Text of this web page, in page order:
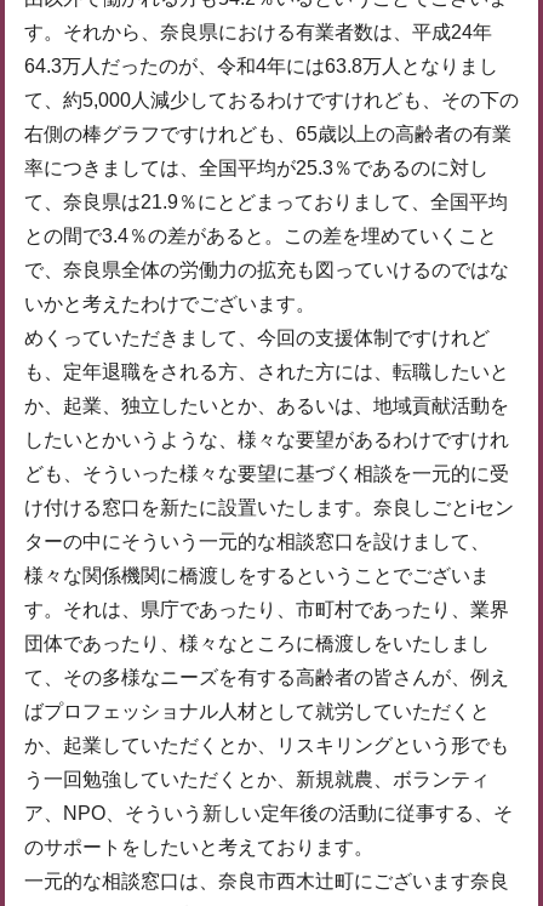
す。それから、奈良県における有業者数は、平成24年
64.3万人だったのが、令和4年には63.8万人となりまし
て、約5,000人減少しておるわけですけれども、その下の
右側の棒グラフですけれども、65歳以上の高齢者の有業
率につきましては、全国平均が25.3％であるのに対し
て、奈良県は21.9％にとどまっておりまして、全国平均
との間で3.4％の差があると。この差を埋めていくこと
で、奈良県全体の労働力の拡充も図っていけるのではな
いかと考えたわけでございます。
めくっていただきまして、今回の支援体制ですけれど
も、定年退職をされる方、された方には、転職したいと
か、起業、独立したいとか、あるいは、地域貢献活動を
したいとかいうような、様々な要望があるわけですけれ
ども、そういった様々な要望に基づく相談を一元的に受
け付ける窓口を新たに設置いたします。奈良しごとiセン
ターの中にそういう一元的な相談窓口を設けまして、
様々な関係機関に橋渡しをするということでございま
す。それは、県庁であったり、市町村であったり、業界
団体であったり、様々なところに橋渡しをいたしまし
て、その多様なニーズを有する高齢者の皆さんが、例え
ばプロフェッショナル人材として就労していただくと
か、起業していただくとか、リスキリングという形でも
う一回勉強していただくとか、新規就農、ボランティ
ア、NPO、そういう新しい定年後の活動に従事する、そ
のサポートをしたいと考えております。
一元的な相談窓口は、奈良市西木辻町にございます奈良